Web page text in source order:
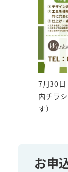
7月30日
内チラ
す）
お申